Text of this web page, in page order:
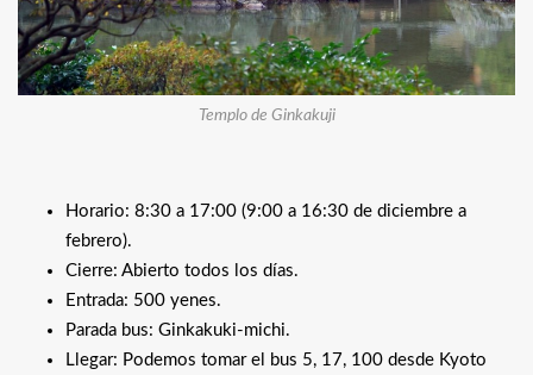
Templo de Ginkakuji
Horario: 8:30 a 17:00 (9:00 a 16:30 de diciembre a
febrero).
Cierre: Abierto todos los días.
Entrada: 500 yenes.
Parada bus: Ginkakuki-michi.
Llegar: Podemos tomar el bus 5, 17, 100 desde Kyoto